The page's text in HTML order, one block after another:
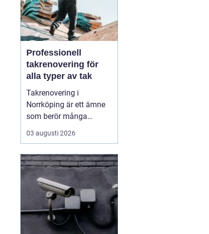
Professionell
takrenovering för
alla typer av tak
Takrenovering i
Norrköping är ett ämne
som berör många
husägare som vill
skydda sina fastigheter
onödigt höga
energikostnader. Ett
välmående tak ger
längre livslängd p&a...
03 augusti 2026